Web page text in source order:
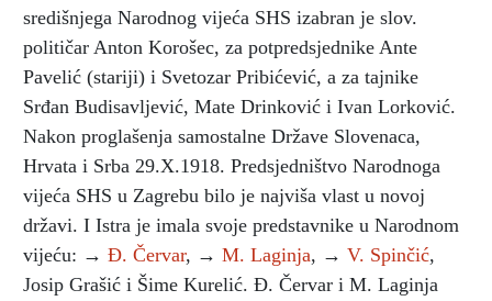
središnjega Narodnog vijeća SHS izabran je slov.
političar Anton Korošec, za potpredsjednike Ante
Pavelić (stariji) i Svetozar Pribićević, a za tajnike
Srđan Budisavljević, Mate Drinković i Ivan Lorković.
Nakon proglašenja samostalne Države Slovenaca,
Hrvata i Srba 29.X.1918. Predsjedništvo Narodnoga
vijeća SHS u Zagrebu bilo je najviša vlast u novoj
državi. I Istra je imala svoje predstavnike u Narodnom
vijeću: → Đ. Červar, → M. Laginja, → V. Spinčić,
Josip Grašić i Šime Kurelić. Đ. Červar i M. Laginja